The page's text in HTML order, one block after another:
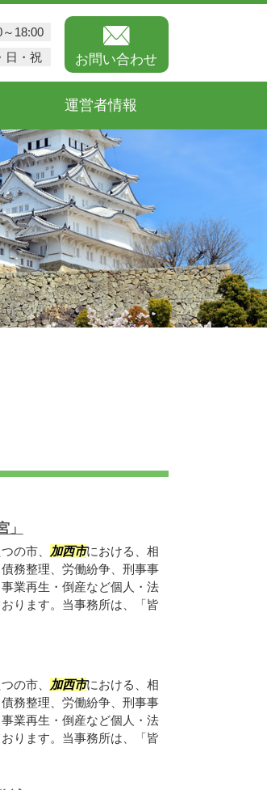
～18:00
日・祝 お問い合わせ
運営者情報
」
の市、 加西市における、相
務整理、労働紛争、刑事事
業再生・倒産など個人・法
ります。当事務所は、「皆
の市、 加西市における、相
務整理、労働紛争、刑事事
業再生・倒産など個人・法
ります。当事務所は、「皆